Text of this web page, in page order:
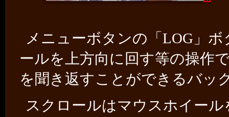
メニューボタンの「LOG」
ールを上方向に回す等の操作
を聞き返すことができるバッ
スクロールはマウスホイー